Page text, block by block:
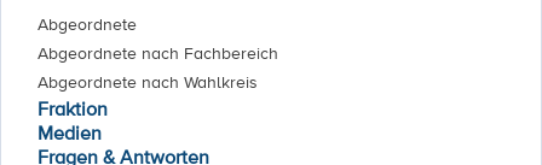
Abgeordnete
Abgeordnete nach Fachbereich
Abgeordnete nach Wahlkreis
Fraktion
Medien
Fragen & Antworten